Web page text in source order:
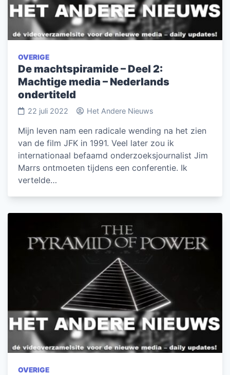
OVERIGE
De machtspiramide – Deel 2:
Machtige media – Nederlands
ondertiteld
22 juli 2022 Het Andere Nieuws
Mijn leven nam een radicale wending na het zien
van de film JFK in 1991. Veel later zou ik
internationaal befaamd onderzoeksjournalist Jim
Marrs ontmoeten tijdens een conferentie. Ik
vertelde…
OVERIGE